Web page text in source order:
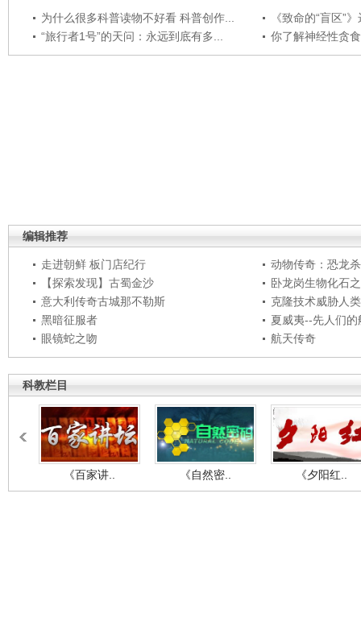
为什么很多科普读物不好看 科普创作...
《致命的“盲区”
“旅行者1号”的天问：永远到底有多...
你了解神经性贪
编辑推荐
走进朝鲜 板门店纪行
动物传奇：恐龙
【探索发现】古蜀金沙
卧龙岗生物化石
意大利传奇古城那不勒斯
克隆技术威胁人
黑暗征服者
夏威夷--先人们的
眼镜蛇之吻
航天传奇
科教栏目
《百家讲.. 《自然密.. 《夕阳红..